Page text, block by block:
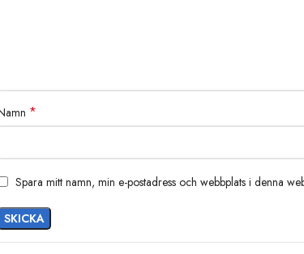
*
Spara mitt namn, min e-postadress och webbplats i denna